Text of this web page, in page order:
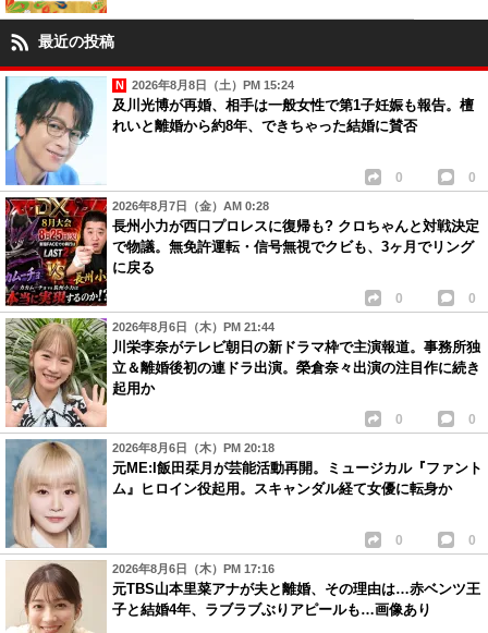
最近の投稿
2026年8月8日（土）PM 15:24
及川光博が再婚、相手は一般女性で第1子妊娠も報告。檀
れいと離婚から約8年、できちゃった結婚に賛否
0 0
2026年8月7日（金）AM 0:28
長州小力が西口プロレスに復帰も? クロちゃんと対戦決定
で物議。無免許運転・信号無視でクビも、3ヶ月でリング
に戻る
0 0
2026年8月6日（木）PM 21:44
川栄李奈がテレビ朝日の新ドラマ枠で主演報道。事務所独
立＆離婚後初の連ドラ出演。榮倉奈々出演の注目作に続き
起用か
0 0
2026年8月6日（木）PM 20:18
元ME:I飯田栞月が芸能活動再開。ミュージカル『ファント
ム』ヒロイン役起用。スキャンダル経て女優に転身か
0 0
2026年8月6日（木）PM 17:16
元TBS山本里菜アナが夫と離婚、その理由は…赤ベンツ王
子と結婚4年、ラブラブぶりアピールも…画像あり